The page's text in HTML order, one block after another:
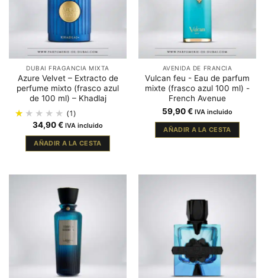
DUBAI FRAGANCIA MIXTA
Azure Velvet – Extracto de
perfume mixto (frasco azul
de 100 ml) – Khadlaj
(1)
34,90€ IVA incluido
AÑADIR A LA CESTA
AVENIDA DE FRANCIA
Vulcan feu - Eau de parfum
mixte (frasco azul 100 ml) -
French Avenue
59,90€ IVA incluido
AÑADIR A LA CESTA